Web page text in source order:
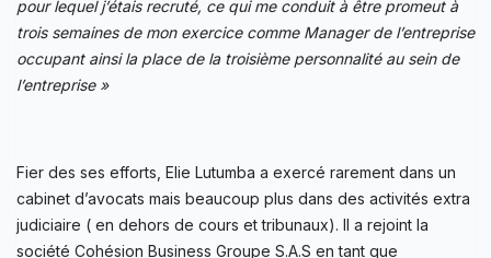
pour lequel j’étais recruté, ce qui me conduit à être promeut à
trois semaines de mon exercice comme Manager de l’entreprise
occupant ainsi la place de la troisième personnalité au sein de
l’entreprise »
Fier des ses efforts, Elie Lutumba a exercé rarement dans un
cabinet d’avocats mais beaucoup plus dans des activités extra
judiciaire ( en dehors de cours et tribunaux). Il a rejoint la
société Cohésion Business Groupe S.A.S en tant que